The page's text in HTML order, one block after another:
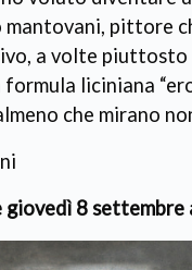
mantovani, pittore
a volte
liciniana
che mirano
giovedì 8 settembre